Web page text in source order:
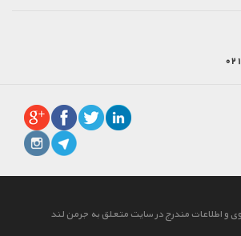
و اطلاعات مندرج در سایت متعلق به جرمن لند